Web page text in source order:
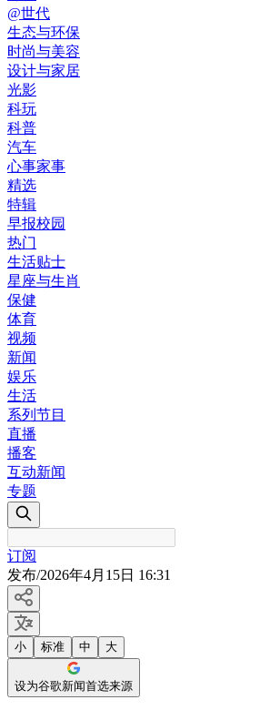
@世代
生态与环保
时尚与美容
设计与家居
光影
科玩
科普
汽车
心事家事
精选
特辑
早报校园
热门
生活贴士
星座与生肖
保健
体育
视频
新闻
娱乐
生活
系列节目
直播
播客
互动新闻
专题
订阅
发布/2026年4月15日 16:31
小 标准 中 大
设为谷歌新闻首选来源